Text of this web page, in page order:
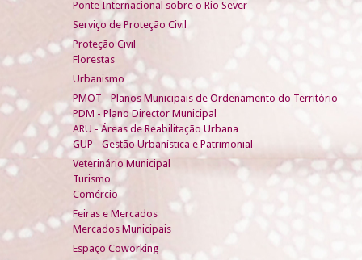
Ponte Internacional sobre o Rio Sever
Serviço de Proteção Civil
Proteção Civil
Florestas
Urbanismo
PMOT - Planos Municipais de Ordenamento do Território
PDM - Plano Director Municipal
ARU - Áreas de Reabilitação Urbana
GUP - Gestão Urbanística e Patrimonial
Veterinário Municipal
Turismo
Comércio
Feiras e Mercados
Mercados Municipais
Espaço Coworking